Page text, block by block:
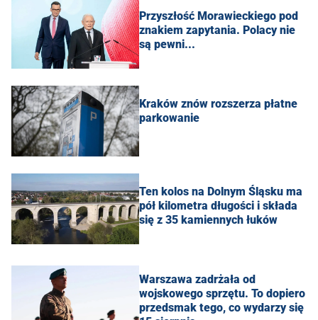
Przyszłość Morawieckiego pod
znakiem zapytania. Polacy nie
są pewni...
Kraków znów rozszerza płatne
parkowanie
Ten kolos na Dolnym Śląsku ma
pół kilometra długości i składa
się z 35 kamiennych łuków
Warszawa zadrżała od
wojskowego sprzętu. To dopiero
przedsmak tego, co wydarzy się